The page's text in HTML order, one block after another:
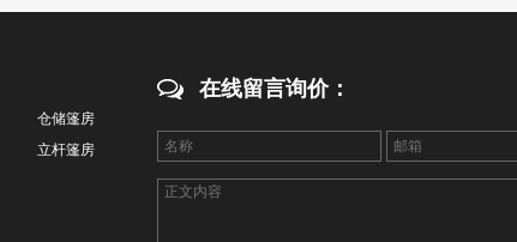
仓储篷房
立杆篷房
在线留言询价：